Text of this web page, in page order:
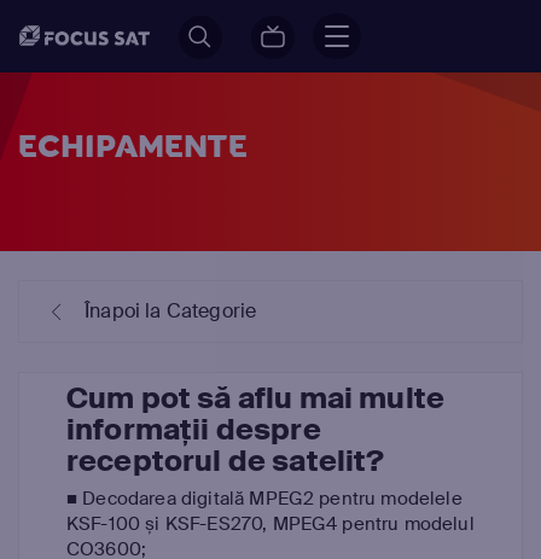
ECHIPAMENTE
Înapoi la Categorie
Cum pot să aflu mai multe
informații despre
receptorul de satelit?
■ Decodarea digitală MPEG2 pentru modelele
KSF-100 și KSF-ES270, MPEG4 pentru modelul
CO3600;